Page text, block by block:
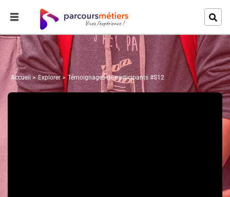
Accueil Explorer Témoignages de participants #S12